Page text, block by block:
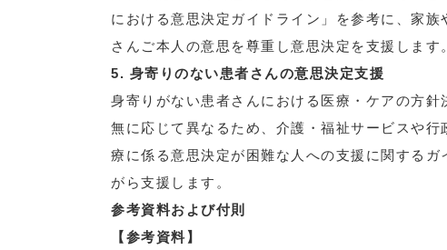
における意思決定ガイドライン」を参考に、家
さんご本人の意思を尊重し意思決定を支援します。
5. 身寄りのない患者さんの意思決定支援
身寄りがない患者さんにおける医療・ケアの方
無に応じて異なるため、介護・福祉サービスや
療に係る意思決定が困難な人への支援に関する
がら支援します。
参考資料および付則
【参考資料】